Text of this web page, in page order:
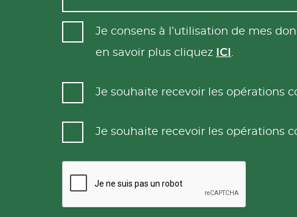
Je consens à l’utilisation de mes
en savoir plus cliquez
ICI .
Je souhaite recevoir les opérations
Je souhaite recevoir les opérations